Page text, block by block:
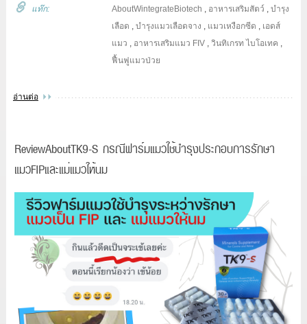
แท๊ก: AboutWintegrateBiotech , อาหารเสริมสัตว์ ,บำรุง
เลือด ,บำรุงแมวเลือดจาง , แมวเหงือกซีด , เอดส์
แมว , อาหารเสริมแมว FIV ,วินทิเกรท ไบโอเทค ,
ฟื้นฟูแมวป่วย
อ่านต่อ
ReviewAboutTK9-S กรณีฟาร์มแมวใช้บำรุงประกอบการรักษา
แมวFIPและแม่แมวให้นม